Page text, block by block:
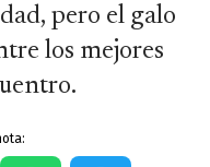
pero el galo
los mejores